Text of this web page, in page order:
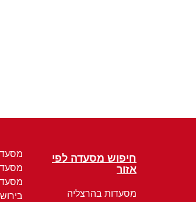
חיפוש מסעדה לפי
אזור
מסעדות בהרצליה